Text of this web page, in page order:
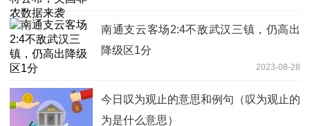
南通支云客场2:4不敌武汉三镇，仍高出
降级区1分
2023-08-28
今日叹为观止的意思和例句（叹为观止的
为是什么意思）